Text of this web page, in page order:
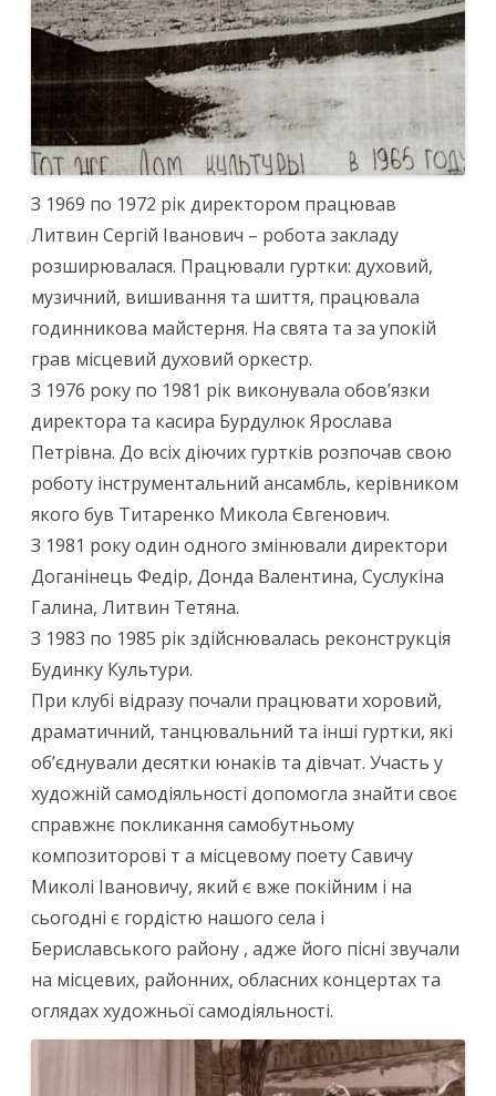
З 1969 по 1972 рік директором працював
Литвин Сергій Іванович – робота закладу
розширювалася. Працювали гуртки: духовий,
музичний, вишивання та шиття, працювала
годинникова майстерня. На свята та за упокій
грав місцевий духовий оркестр.
З 1976 року по 1981 рік виконувала обов’язки
директора та касира Бурдулюк Ярослава
Петрівна. До всіх діючих гуртків розпочав свою
роботу інструментальний ансамбль, керівником
якого був Титаренко Микола Євгенович.
З 1981 року один одного змінювали директори
Доганінець Федір, Донда Валентина, Суслукіна
Галина, Литвин Тетяна.
З 1983 по 1985 рік здійснювалась реконструкція
Будинку Культури.
При клубі відразу почали працювати хоровий,
драматичний, танцювальний та інші гуртки, які
об’єднували десятки юнаків та дівчат. Участь у
художній самодіяльності допомогла знайти своє
справжнє покликання самобутньому
композиторові т а місцевому поету Савичу
Миколі Івановичу, який є вже покійним і на
сьогодні є гордістю нашого села і
Бериславського району , адже його пісні звучали
на місцевих, районних, обласних концертах та
оглядах художньої самодіяльності.